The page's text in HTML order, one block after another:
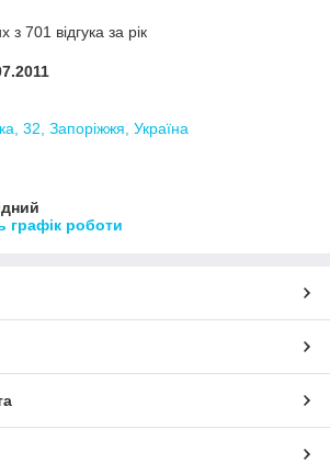
вам довгий час.
чудовим подарунком для вашої
подруги або колеги. Вони підійдуть як
так і для особливих
підкреслити ваш стиль та надати
магазину та оберіть набір
саме вам!
з 701 відгука за рік
32, Запоріжжя, Україна
графік роботи